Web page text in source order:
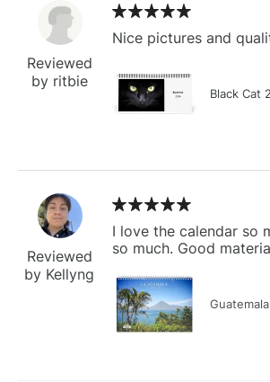
Reviewed
by ritbie
Nice pictures and
Black Cat
Reviewed
by Kellyng
I love the calendar so
so much. Good